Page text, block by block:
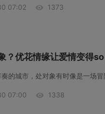
07:02 1373
？优花情缘让爱情变得so
07:00 1338